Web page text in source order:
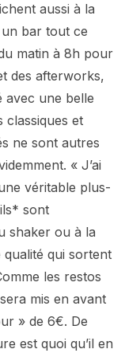
aussi à la
un bar tout ce
matin à 8h pour
des afterworks,
avec une belle
classiques et
ne sont autres
« J’ai
véritable plus-
sont
shaker ou à la
qui sortent
les restos
mis en avant
» de 6€. De
est quoi qu’il en